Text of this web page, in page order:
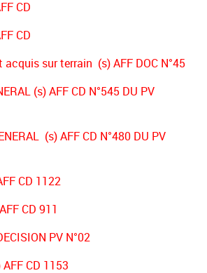
CD
CD
sur terrain (s) AFF DOC N°45
(s) AFF CD N°545 DU PV
(s) AFF CD N°480 DU PV
CD 1122
CD 911
PV N°02
CD 1153